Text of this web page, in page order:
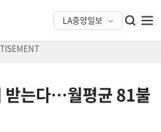
받는다…월평균 81불